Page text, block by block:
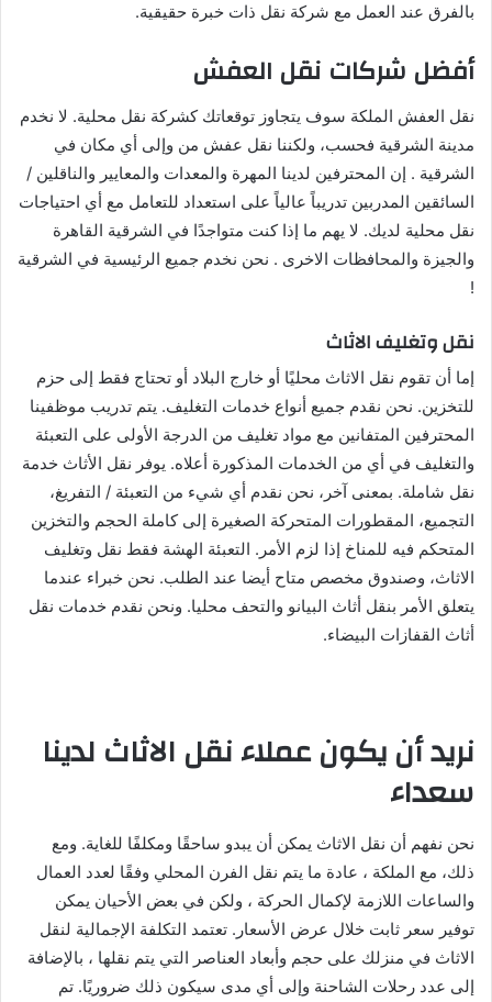
بالفرق عند العمل مع شركة نقل ذات خبرة حقيقية.
أفضل شركات نقل العفش
نقل العفش الملكة سوف يتجاوز توقعاتك كشركة نقل محلية. لا نخدم
مدينة الشرقية فحسب، ولكننا نقل عفش من وإلى أي مكان في
الشرقية . إن المحترفين لدينا المهرة والمعدات والمعايير والناقلين /
السائقين المدربين تدريباً عالياً على استعداد للتعامل مع أي احتياجات
نقل محلية لديك. لا يهم ما إذا كنت متواجدًا في الشرقية القاهرة
والجيزة والمحافظات الاخرى . نحن نخدم جميع الرئيسية في الشرقية
!
نقل وتغليف الاثاث
إما أن تقوم نقل الاثاث محليًا أو خارج البلاد أو تحتاج فقط إلى حزم
للتخزين. نحن نقدم جميع أنواع خدمات التغليف. يتم تدريب موظفينا
المحترفين المتفانين مع مواد تغليف من الدرجة الأولى على التعبئة
والتغليف في أي من الخدمات المذكورة أعلاه. يوفر نقل الأثاث خدمة
نقل شاملة. بمعنى آخر، نحن نقدم أي شيء من التعبئة / التفريغ،
التجميع، المقطورات المتحركة الصغيرة إلى كاملة الحجم والتخزين
المتحكم فيه للمناخ إذا لزم الأمر. التعبئة الهشة فقط نقل وتغليف
الاثاث، وصندوق مخصص متاح أيضا عند الطلب. نحن خبراء عندما
يتعلق الأمر بنقل أثاث البيانو والتحف محليا. ونحن نقدم خدمات نقل
أثاث القفازات البيضاء.
نريد أن يكون عملاء نقل الاثاث لدينا
سعداء
نحن نفهم أن نقل الاثاث يمكن أن يبدو ساحقًا ومكلفًا للغاية. ومع
ذلك، مع الملكة ، عادة ما يتم نقل الفرن المحلي وفقًا لعدد العمال
والساعات اللازمة لإكمال الحركة ، ولكن في بعض الأحيان يمكن
توفير سعر ثابت خلال عرض الأسعار. تعتمد التكلفة الإجمالية لنقل
الاثاث في منزلك على حجم وأبعاد العناصر التي يتم نقلها ، بالإضافة
إلى عدد رحلات الشاحنة وإلى أي مدى سيكون ذلك ضروريًا. تم